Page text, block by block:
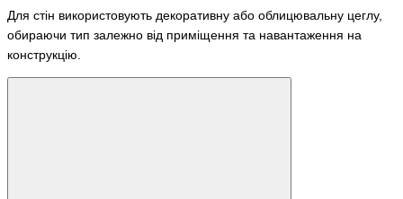
Для стін використовують декоративну або облицювальну цеглу,
обираючи тип залежно від приміщення та навантаження на
конструкцію.